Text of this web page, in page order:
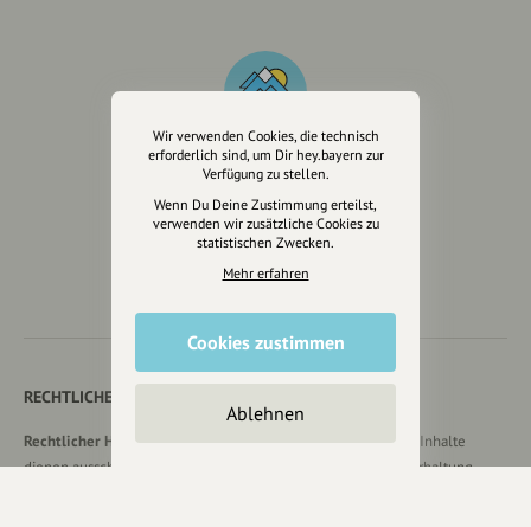
Wir sind auch auf
RECHTLICHER HINWEIS UND TRANSPARENZHINWEIS
Rechtlicher Hinweis:Die auf dieser Website veröffentlichten Inhalte
dienen ausschließlich der allgemeinen Information und Unterhaltung.
Wir verwenden Cookies, die technisch
erforderlich sind, um Dir hey.bayern zur
Verfügung zu stellen.
Wenn Du Deine Zustimmung erteilst,
verwenden wir zusätzliche Cookies zu
statistischen Zwecken.
Mehr erfahren
Cookies zustimmen
Ablehnen